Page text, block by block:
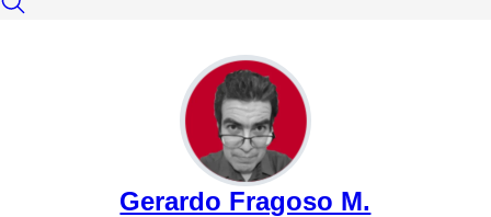
Gerardo Fragoso M.